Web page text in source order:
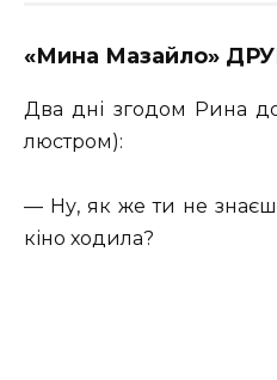
«Мина Мазайло»
Два дні згодом Рина
люстром):
— Ну, як же ти не
кіно ходила?